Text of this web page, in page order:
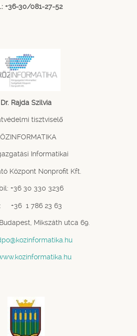
+36-30/081-27-52
Dr. Rajda Szilvia
tisztviselő
Informatikai
Központ Nonprofit Kft.
+36 30 330 3236
+36 1 786 23 63
Mikszáth utca 69.